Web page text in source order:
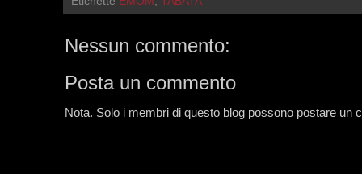
Nessun commento:
Posta un commento
Nota. Solo i membri di questo blog possono postare un